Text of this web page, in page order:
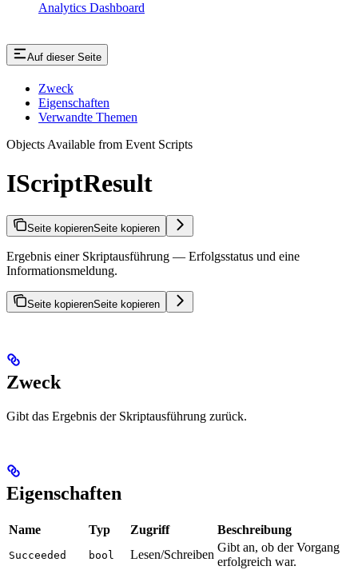
Analytics Dashboard
Auf dieser Seite
Zweck
Eigenschaften
Verwandte Themen
Objects Available from Event Scripts
IScriptResult
Seite kopierenSeite kopieren
Ergebnis einer Skriptausführung — Erfolgsstatus und eine
Informationsmeldung.
Seite kopierenSeite kopieren
Zweck
Gibt das Ergebnis der Skriptausführung zurück.
Eigenschaften
Name Typ Zugriff Beschreibung
Succeeded bool Lesen/Schreiben
Gibt an, ob der Vorgang
erfolgreich war.